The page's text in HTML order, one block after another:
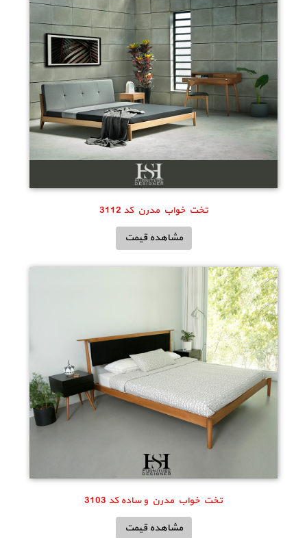
تخت خواب مدرن کد 3112
مشاهده قیمت
تخت خواب مدرن و ساده کد 3103
مشاهده قیمت